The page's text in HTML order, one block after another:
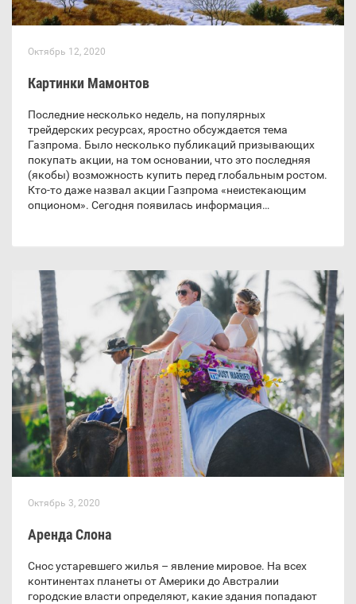
Октябрь 12, 2020
Картинки Мамонтов
Последние несколько недель, на популярных
трейдерских ресурсах, яростно обсуждается тема
Газпрома. Было несколько публикаций призывающих
покупать акции, на том основании, что это последняя
(якобы) возможность купить перед глобальным ростом.
Кто-то даже назвал акции Газпрома «неистекающим
опционом». Сегодня появилась информация…
Октябрь 3, 2020
Аренда Слона
Снос устаревшего жилья – явление мировое. На всех
континентах планеты от Америки до Австралии
городские власти определяют, какие здания попадают